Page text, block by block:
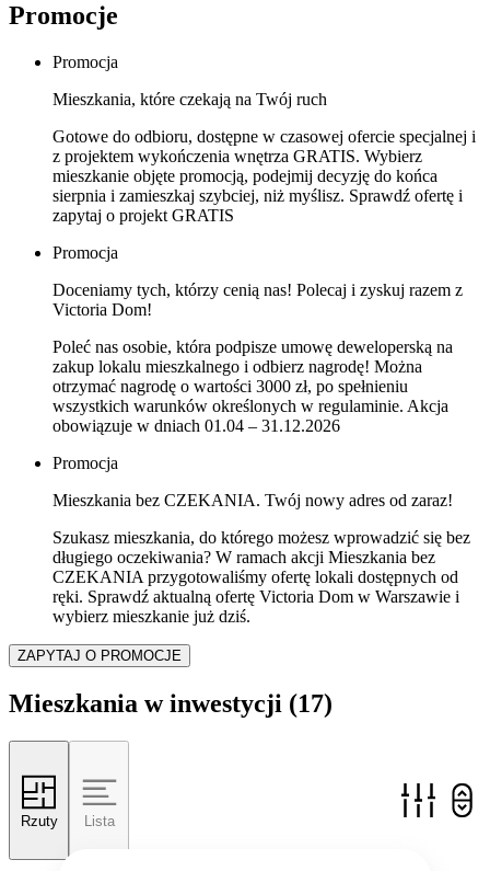
Promocje
Promocja
Mieszkania, które czekają na Twój ruch
Gotowe do odbioru, dostępne w czasowej ofercie specjalnej i
z projektem wykończenia wnętrza GRATIS. Wybierz
mieszkanie objęte promocją, podejmij decyzję do końca
sierpnia i zamieszkaj szybciej, niż myślisz. Sprawdź ofertę i
zapytaj o projekt GRATIS
Promocja
Doceniamy tych, którzy cenią nas! Polecaj i zyskuj razem z
Victoria Dom!
Poleć nas osobie, która podpisze umowę deweloperską na
zakup lokalu mieszkalnego i odbierz nagrodę! Można
otrzymać nagrodę o wartości 3000 zł, po spełnieniu
wszystkich warunków określonych w regulaminie. Akcja
obowiązuje w dniach 01.04 – 31.12.2026
Promocja
Mieszkania bez CZEKANIA. Twój nowy adres od zaraz!
Szukasz mieszkania, do którego możesz wprowadzić się bez
długiego oczekiwania? W ramach akcji Mieszkania bez
CZEKANIA przygotowaliśmy ofertę lokali dostępnych od
ręki. Sprawdź aktualną ofertę Victoria Dom w Warszawie i
wybierz mieszkanie już dziś.
ZAPYTAJ O PROMOCJE
Mieszkania w inwestycji (17)
Rzuty Lista